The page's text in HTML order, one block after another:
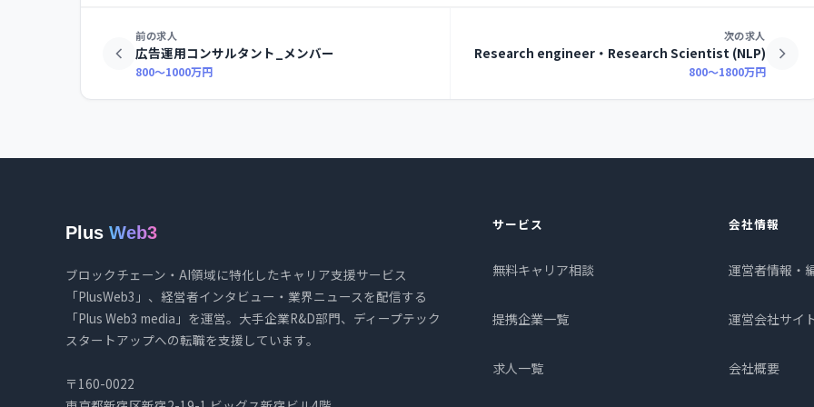
前の求人
広告運用コンサルタント_メンバー
800〜1000万円
次の求人
Research engineer・Research Scientist (NLP)
800〜1800万円
Plus Web3
ブロックチェーン・AI領域に特化したキャリア支援サービス
「PlusWeb3」、経営者インタビュー・業界ニュースを配信する
「Plus Web3 media」を運営。大手企業R&D部門、ディープテック
スタートアップへの転職を支援しています。
〒160-0022
サービス
無料キャリア相談
提携企業一覧
求人一覧
会社情報
運営者情報・
運営会社サイ
会社概要